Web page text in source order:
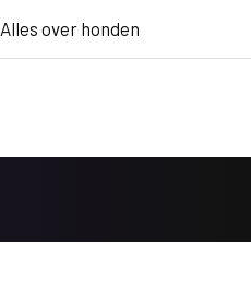
Alles over honden